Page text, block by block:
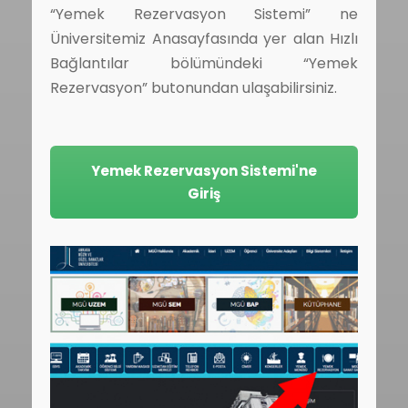
“Yemek Rezervasyon Sistemi” ne
Üniversitemiz Anasayfasında yer alan Hızlı
Bağlantılar bölümündeki “Yemek
Rezervasyon” butonundan ulaşabilirsiniz.
Yemek Rezervasyon Sistemi'ne
Giriş